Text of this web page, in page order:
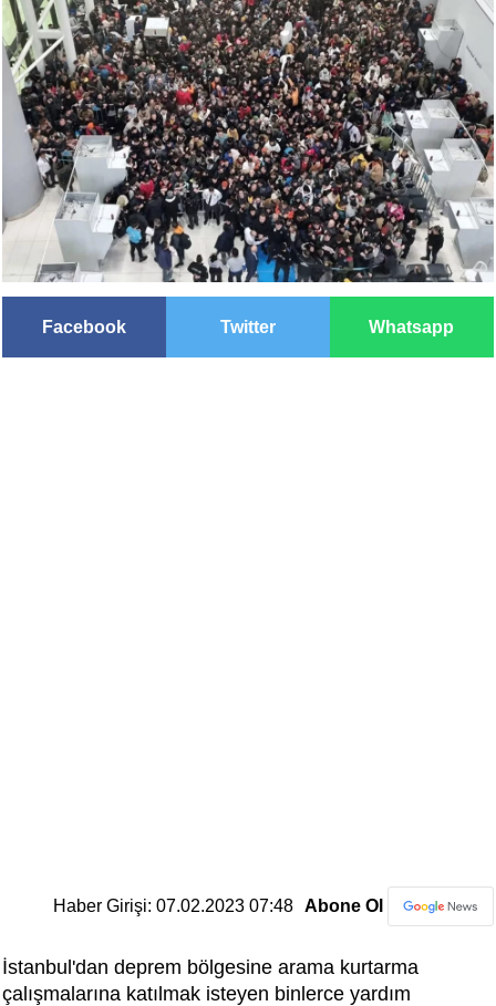
Facebook Twitter Whatsapp
Haber Girişi: 07.02.2023 07:48 Abone Ol
İstanbul'dan deprem bölgesine arama kurtarma
çalışmalarına katılmak isteyen binlerce yardım